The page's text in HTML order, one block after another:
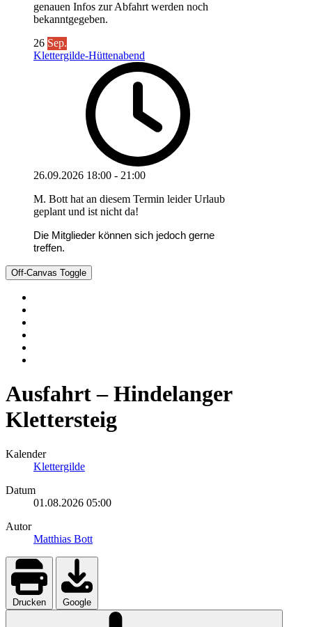
genauen Infos zur Abfahrt werden noch
bekanntgegeben.
26 Sep.
Klettergilde-Hüttenabend
26.09.2026 18:00 - 21:00
M. Bott hat an diesem Termin leider Urlaub
geplant und ist nicht da!
Die Mitglieder können sich jedoch gerne
treffen.
Off-Canvas Toggle
Ausfahrt – Hindelanger
Klettersteig
Kalender
Klettergilde
Datum
01.08.2026 05:00
Autor
Matthias Bott
Drucken Google